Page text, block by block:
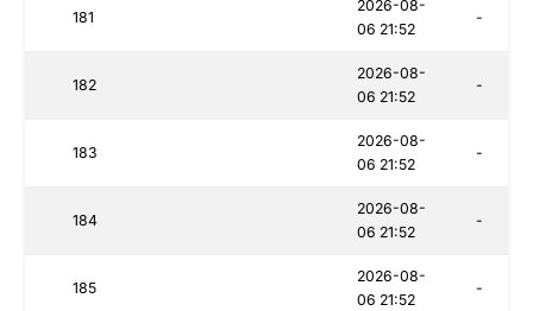
181
2026-08-
06 21:52
-
182
2026-08-
06 21:52
-
183
2026-08-
06 21:52
-
184
2026-08-
06 21:52
-
185
2026-08-
06 21:52
-